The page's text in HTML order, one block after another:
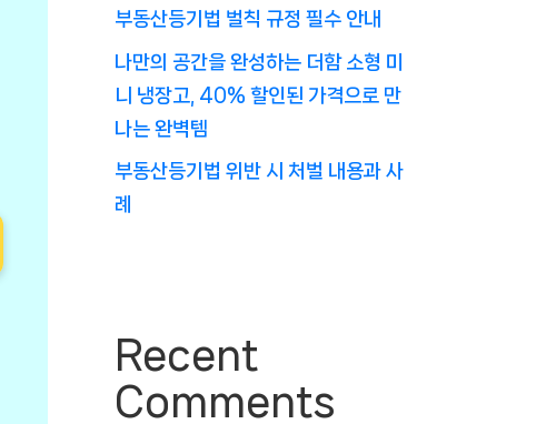
부동산등기법 벌칙 규정 필수 안내
나만의 공간을 완성하는 더함 소형 미
니 냉장고, 40% 할인된 가격으로 만
나는 완벽템
부동산등기법 위반 시 처벌 내용과 사
례
Recent
Comments